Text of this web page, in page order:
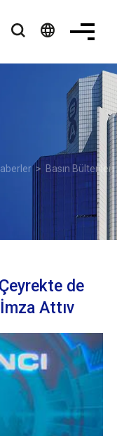
language
> Basın Bültenleri
de
Attıv